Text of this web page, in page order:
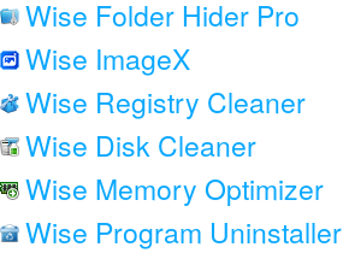
Wise Folder Hider Pro
Wise ImageX
Wise Registry Cleaner
Wise Disk Cleaner
Wise Memory Optimizer
Wise Program Uninstaller